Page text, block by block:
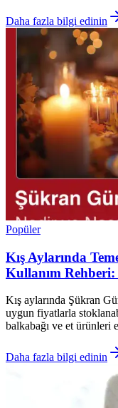
Daha fazla bilgi edinin
Popüler
Kış Aylarında
Kullanım
Kış aylarında Şükran
uygun fiyatlarla
balkabağı ve et
Daha fazla bilgi edinin